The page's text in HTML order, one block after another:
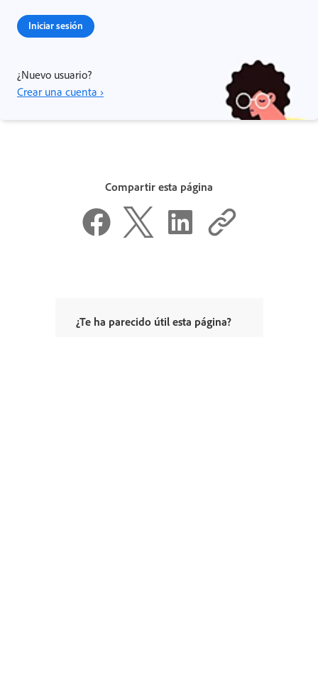
Iniciar sesión
¿Nuevo usuario?
Crear una cuenta ›
Compartir esta página
¿Te ha parecido útil esta página?